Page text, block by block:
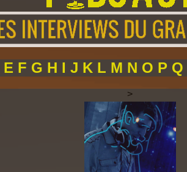
E F G H IJ K L M N O P
>